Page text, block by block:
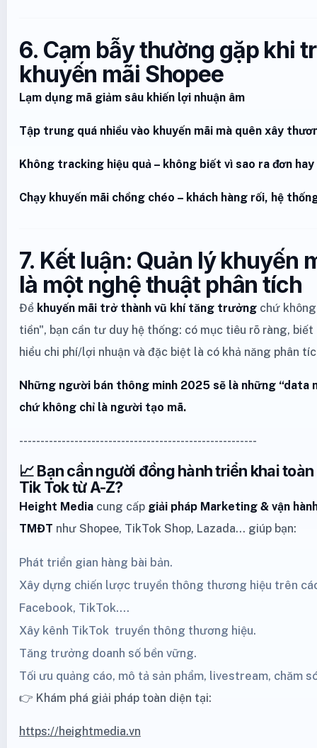
6. Cạm bẫy thường gặp khi
khuyến mãi Shopee
Lạm dụng mã giảm sâu khiến lợi nhuận âm
Tập trung quá nhiều vào khuyến mãi mà quên xây
Không tracking hiệu quả – không biết vì sao ra đơn
Chạy khuyến mãi chồng chéo – khách hàng rối, hệ
7. Kết luận: Quản lý khuyến
là một nghệ thuật phân tích
Để khuyến mãi trở thành vũ khí tăng trưởng chứ
tiền", bạn cần tư duy hệ thống: có mục tiêu rõ ràng, biết
hiểu chi phí/lợi nhuận và đặc biệt là có khả năng phân
Những người bán thông minh 2025 sẽ là những
chứ không chỉ là người tạo mã.
--------------------------------------------------------
📈 Bạn cần người đồng hành triển khai
Tik Tok từ A-Z?
Height Media cung cấp giải pháp Marketing & vận
TMĐT như Shopee, TikTok Shop, Lazada… giúp bạn:
Phát triển gian hàng bài bản.
Xây dựng chiến lược truyền thông thương hiệu trên
Facebook, TikTok....
Xây kênh TikTok truyền thông thương hiệu.
Tăng trưởng doanh số bền vững.
Tối ưu quảng cáo, mô tả sản phẩm, livestream, chăm
👉 Khám phá giải pháp toàn diện tại:
https://heightmedia.vn